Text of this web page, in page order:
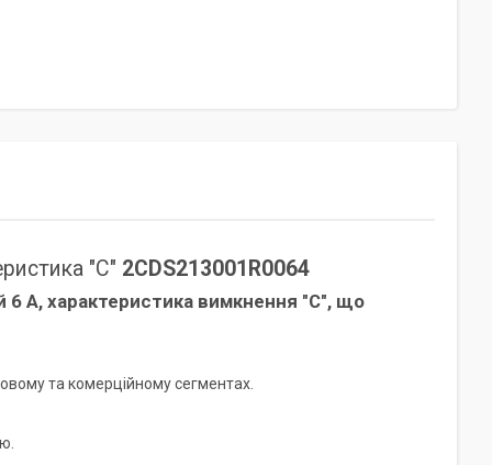
"C" 2CDS213001R0064
6 А, характеристика вимкнення "С", що
та комерційному сегментах.